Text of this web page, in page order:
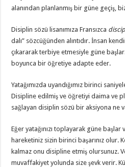
alanından planlanmış bir güne geçiş,
Disiplin sözü lisanımıza Fransızca
dalı” sözcüğünden alıntıdır. İnsan
çıkararak terbiye etmesiyle güne
boyunca bir öğretiye adapte eder.
Yatağımızda uyandığımız birinci
Disipline edilmiş ve öğretiyi daima ve
sağlayan disiplin sözü bir aksiyona ne
Eğer yatağınızı toplayarak güne başlar
hareketiniz sizin birinci başarınız olur.
kalmaz onu disipline etmiş olursunuz.
muvaffakiyet yolunda size şevk verir.